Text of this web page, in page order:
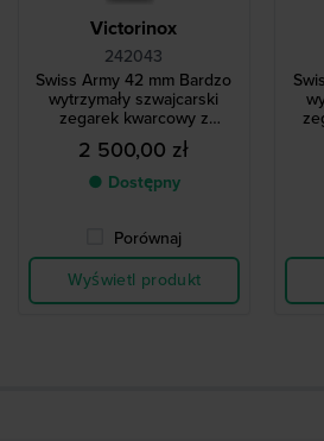
Victorinox
242043
Swiss Army 42 mm Bardzo
wytrzymały szwajcarski
zegarek kwarcowy z
datownikiem dziennym
2 500,00 zł
● Dostępny
Porównaj
Wyświetl produkt